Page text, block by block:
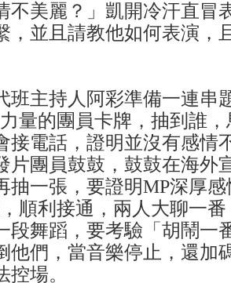
不美麗？」凱開冷汗直冒
，並且請教他如何表演，
班主持人阿彩準備一連串
量的團員卡牌，抽到誰
接電話，證明並沒有感情
片團員鼓鼓，鼓鼓在海外
抽一張，要證明MP深厚
順利接通，兩人大聊一
段舞蹈，要考驗「胡鬧一
他們，當音樂停止，還加
場。